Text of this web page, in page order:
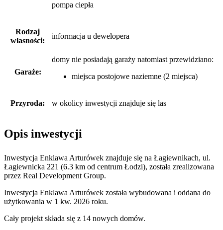
pompa ciepła
Rodzaj
własności:
informacja u dewelopera
Garaże:
domy nie posiadają garaży natomiast przewidziano:
miejsca postojowe naziemne (2 miejsca)
Przyroda: w okolicy inwestycji znajduje się las
Opis inwestycji
Inwestycja Enklawa Arturówek znajduje się na Łagiewnikach, ul.
Łagiewnicka 221 (6.3 km od centrum Łodzi), została zrealizowana
przez Real Development Group.
Inwestycja Enklawa Arturówek została wybudowana i oddana do
użytkowania w 1 kw. 2026 roku.
Cały projekt składa się z 14 nowych domów.